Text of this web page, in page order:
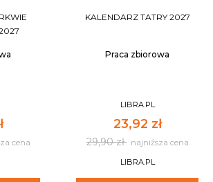
cena
KALENDARZ TATRY 2027
Praca zbiorowa
LIBRA.PL
23,92 zł
29,90 zł najniższa cena
LIBRA.PL